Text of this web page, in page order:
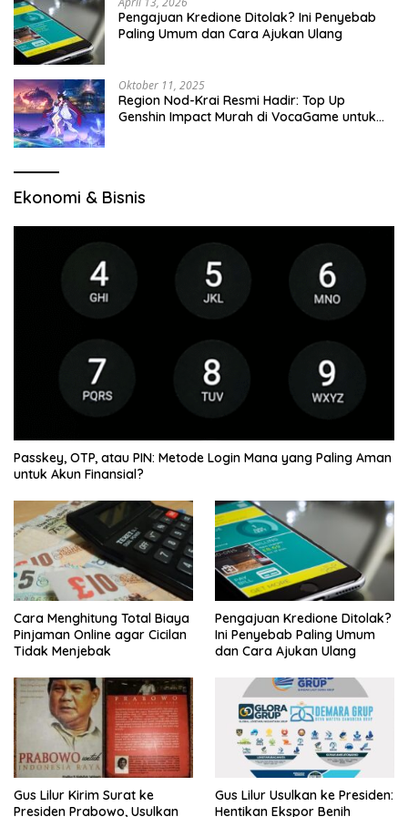
Pengajuan Kredione Ditolak? Ini Penyebab
Paling Umum dan Cara Ajukan Ulang
Oktober 11, 2025
Region Nod-Krai Resmi Hadir: Top Up
Genshin Impact Murah di VocaGame untuk
Ekonomi & Bisnis
Passkey, OTP, atau PIN: Metode Login Mana yang Paling Aman
untuk Akun Finansial?
Cara Menghitung Total Biaya
Pinjaman Online agar Cicilan
Tidak Menjebak
Pengajuan Kredione Ditolak?
Ini Penyebab Paling Umum
dan Cara Ajukan Ulang
Gus Lilur Kirim Surat ke
Presiden Prabowo, Usulkan
Gus Lilur Usulkan ke Presiden:
Hentikan Ekspor Benih